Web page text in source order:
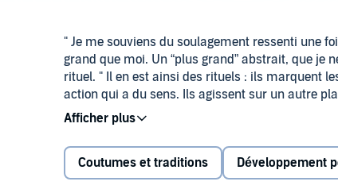
" Je me souviens du soulagement ressenti une
grand que moi. Un “plus grand” abstrait, que je
rituel. " Il en est ainsi des rituels : ils marquent
action qui a du sens. Ils agissent sur un autre
offrent une guérison et une réparation
Riou vous invite à explorer ce formidable outil
donner du corps à nos valeurs et à nos
nous relier à notre lignée, protéger notre lieu de
accueillir l’amour, accompagner les enfants,
©2024 Animae (P)2024 Audible GmbH
Coutumes et traditions Développement